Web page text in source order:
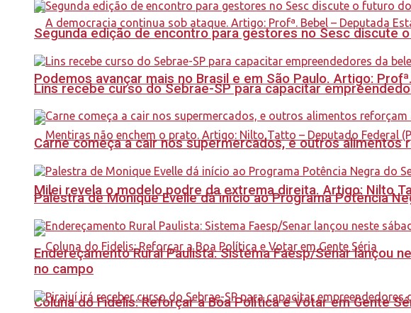
Podemos avançar mais no Brasil e em São Paulo. Artigo:
Milei revela o modelo podre da extrema direita. Artigo: Nilto
Coluna do Fidelis: Reforçar a Boa Política e Votar em Gente
Segunda edição de encontro para gestores no Sesc discute
Lins recebe curso do Sebrae-SP para capacitar
Carne começa a cair nos supermercados, e outros
Palestra de Monique Evelle dá início ao Programa Potência
Endereçamento Rural Paulista: Sistema Faesp/Senar
no campo